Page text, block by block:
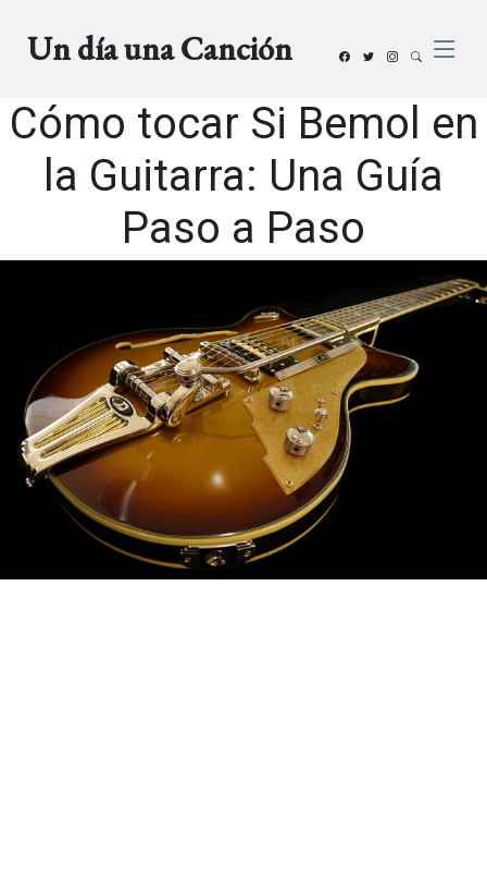
Un día una Canción
Cómo tocar Si Bemol en
la Guitarra: Una Guía
Paso a Paso